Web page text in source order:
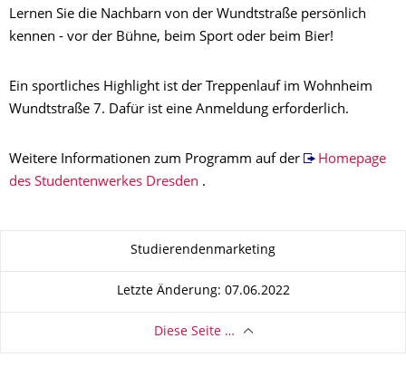
Lernen Sie die Nachbarn von der Wundtstraße persönlich
kennen - vor der Bühne, beim Sport oder beim Bier!
Ein sportliches Highlight ist der Treppenlauf im Wohnheim
Wundtstraße 7. Dafür ist eine Anmeldung erforderlich.
Weitere Informationen zum Programm auf der
Homepage
des Studentenwerkes Dresden .
Zu dieser SeiteStudierendenmarketing
Letzte Änderung: 07.06.2022
Diese Seite …